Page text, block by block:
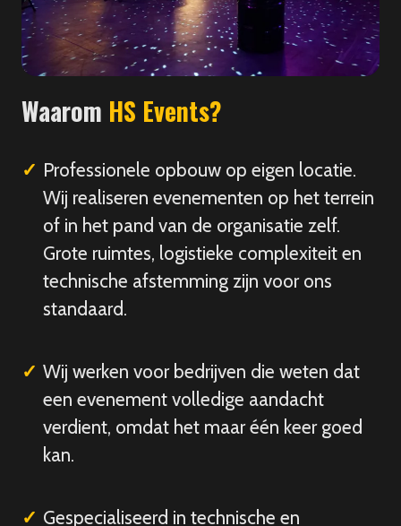
Waarom HS Events?
Professionele opbouw op eigen locatie.
Wij realiseren evenementen op het terrein
of in het pand van de organisatie zelf.
Grote ruimtes, logistieke complexiteit en
technische afstemming zijn voor ons
standaard.
Wij werken voor bedrijven die weten dat
een evenement volledige aandacht
verdient, omdat het maar één keer goed
kan.
Gespecialiseerd in technische en